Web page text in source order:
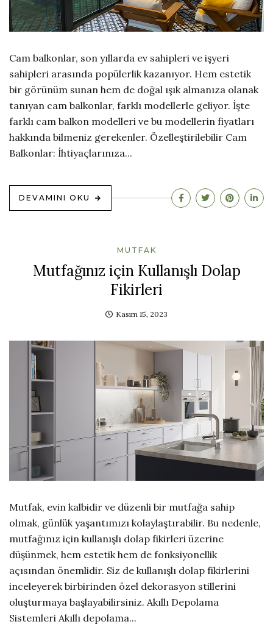
Cam balkonlar, son yıllarda ev sahipleri ve işyeri
sahipleri arasında popülerlik kazanıyor. Hem estetik
bir görünüm sunan hem de doğal ışık almanıza olanak
tanıyan cam balkonlar, farklı modellerle geliyor. İşte
farklı cam balkon modelleri ve bu modellerin fiyatları
hakkında bilmeniz gerekenler. Özelleştirilebilir Cam
Balkonlar: İhtiyaçlarınıza...
DEVAMINI OKU
MUTFAK
Mutfağınız için Kullanışlı Dolap
Fikirleri
Kasım 15, 2023
Mutfak, evin kalbidir ve düzenli bir mutfağa sahip
olmak, günlük yaşantımızı kolaylaştırabilir. Bu nedenle,
mutfağınız için kullanışlı dolap fikirleri üzerine
düşünmek, hem estetik hem de fonksiyonellik
açısından önemlidir. Siz de kullanışlı dolap fikirlerini
inceleyerek birbirinden özel dekorasyon stillerini
oluşturmaya başlayabilirsiniz. Akıllı Depolama
Sistemleri Akıllı depolama...